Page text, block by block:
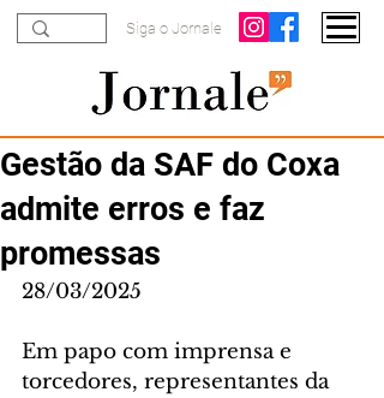
Siga o Jornale
Gestão da SAF do Coxa
admite erros e faz
promessas
28/03/2025
Em papo com imprensa e
torcedores, representantes da